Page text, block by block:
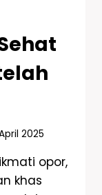
2025
opor,
khas